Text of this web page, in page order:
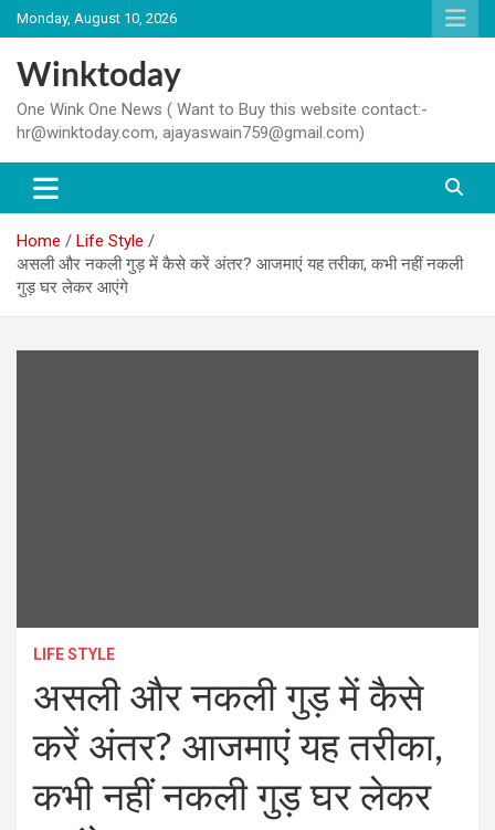
Skip
to
content
Monday, August 10, 2026
Winktoday
One Wink One News ( Want to Buy this website contact:-
hr@winktoday.com, ajayaswain759@gmail.com)
Home
Life Style
असली और नकली गुड़ में कैसे करें अंतर? आजमाएं यह तरीका, कभी नहीं नकली
गुड़ घर लेकर आएंगे
LIFE STYLE
असली और नकली गुड़ में कैसे
करें अंतर? आजमाएं यह तरीका,
कभी नहीं नकली गुड़ घर लेकर